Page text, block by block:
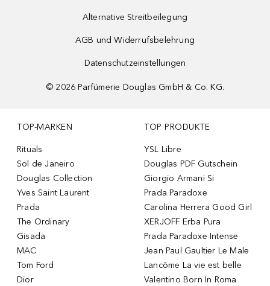
Alternative Streitbeilegung
AGB und Widerrufsbelehrung
Datenschutzeinstellungen
© 2026 Parfümerie Douglas GmbH & Co. KG.
TOP-MARKEN
Rituals
Sol de Janeiro
Douglas Collection
Yves Saint Laurent
Prada
The Ordinary
Gisada
MAC
Tom Ford
Dior
TOP PRODUKTE
YSL Libre
Douglas PDF Gutschein
Giorgio Armani Si
Prada Paradoxe
Carolina Herrera Good Girl
XERJOFF Erba Pura
Prada Paradoxe Intense
Jean Paul Gaultier Le Male
Lancôme La vie est belle
Valentino Born In Roma